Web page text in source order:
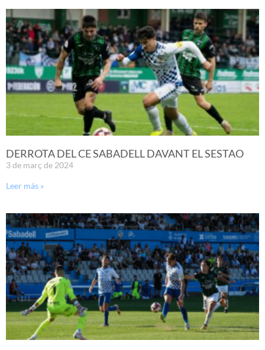
DERROTA DEL CE SABADELL DAVANT EL SESTAO
3 de març de 2024
Leer más »